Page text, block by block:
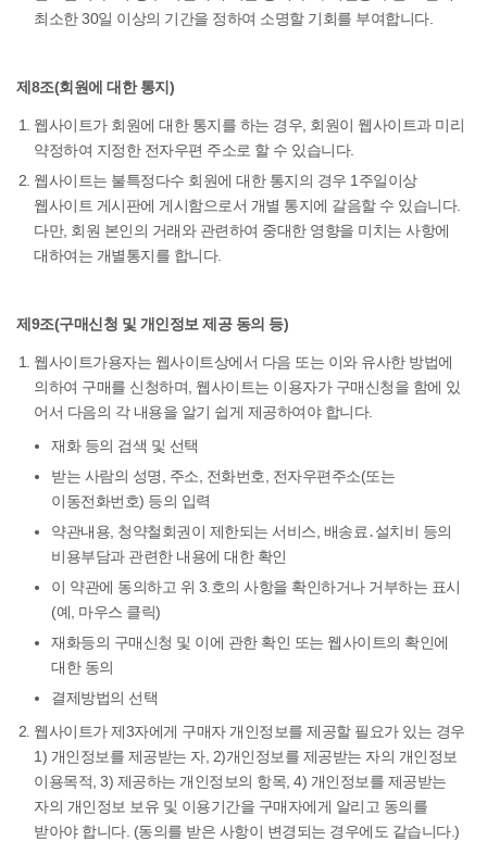
최소한 30일 이상의 기간을 정하여 소명할 기회를 부여합니다.
제8조(회원에 대한 통지)
웹사이트가 회원에 대한 통지를 하는 경우, 회원이 웹사이트과 미리
약정하여 지정한 전자우편 주소로 할 수 있습니다.
웹사이트는 불특정다수 회원에 대한 통지의 경우 1주일이상
웹사이트 게시판에 게시함으로서 개별 통지에 갈음할 수 있습니다.
다만, 회원 본인의 거래와 관련하여 중대한 영향을 미치는 사항에
대하여는 개별통지를 합니다.
제9조(구매신청 및 개인정보 제공 동의 등)
웹사이트가용자는 웹사이트상에서 다음 또는 이와 유사한 방법에
의하여 구매를 신청하며, 웹사이트는 이용자가 구매신청을 함에 있
어서 다음의 각 내용을 알기 쉽게 제공하여야 합니다.
재화 등의 검색 및 선택
받는 사람의 성명, 주소, 전화번호, 전자우편주소(또는
이동전화번호) 등의 입력
약관내용, 청약철회권이 제한되는 서비스, 배송료․설치비 등의
비용부담과 관련한 내용에 대한 확인
이 약관에 동의하고 위 3.호의 사항을 확인하거나 거부하는 표시
(예, 마우스 클릭)
재화등의 구매신청 및 이에 관한 확인 또는 웹사이트의 확인에
대한 동의
결제방법의 선택
웹사이트가 제3자에게 구매자 개인정보를 제공할 필요가 있는 경우
1) 개인정보를 제공받는 자, 2)개인정보를 제공받는 자의 개인정보
이용목적, 3) 제공하는 개인정보의 항목, 4) 개인정보를 제공받는
자의 개인정보 보유 및 이용기간을 구매자에게 알리고 동의를
받아야 합니다. (동의를 받은 사항이 변경되는 경우에도 같습니다.)